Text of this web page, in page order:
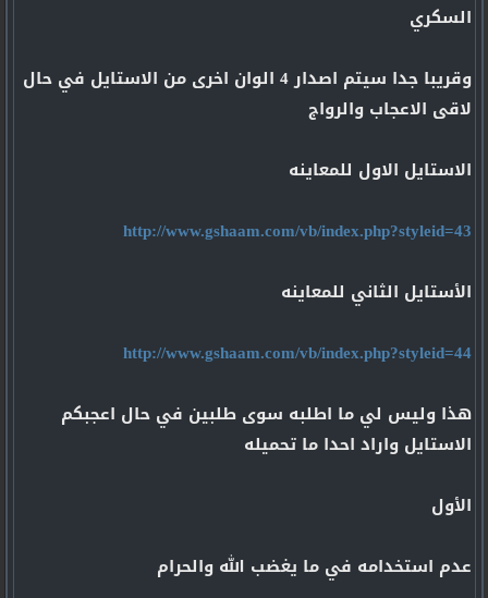
السكري
وقريبا جدا سيتم اصدار 4 الوان اخرى من الاستايل في حال
لاقى الاعجاب والرواج
الاستايل الاول للمعاينه
http://www.gshaam.com/vb/index.php?styleid=43
الأستايل الثاني للمعاينه
http://www.gshaam.com/vb/index.php?styleid=44
هذا وليس لي ما اطلبه سوى طلبين في حال اعجبكم
الاستايل واراد احدا ما تحميله
الأول
عدم استخدامه في ما يغضب الله والحرام